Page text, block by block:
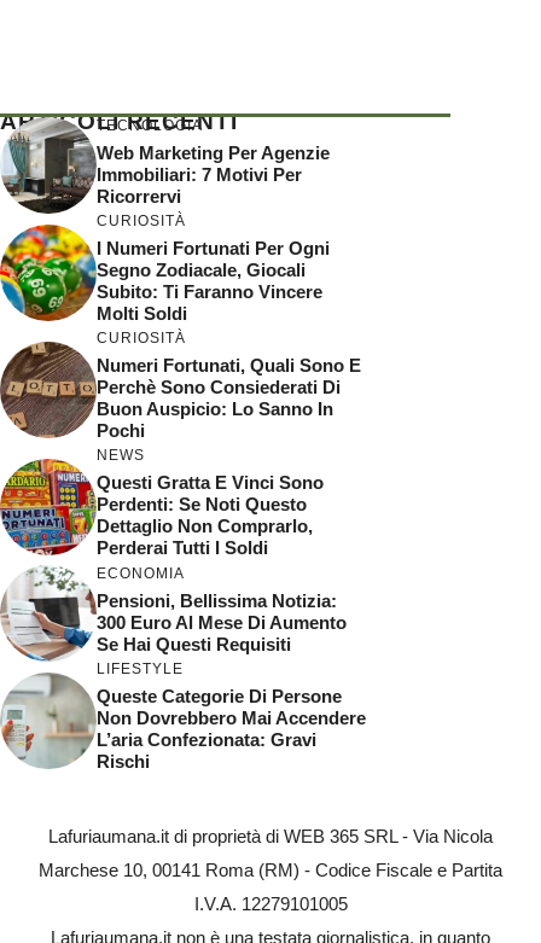
ARTICOLI RECENTI
TECNOLOGIA
Web Marketing Per Agenzie
Immobiliari: 7 Motivi Per
Ricorrervi
CURIOSITÀ
I Numeri Fortunati Per Ogni
Segno Zodiacale, Giocali
Subito: Ti Faranno Vincere
Molti Soldi
CURIOSITÀ
Numeri Fortunati, Quali Sono E
Perchè Sono Consiederati Di
Buon Auspicio: Lo Sanno In
Pochi
NEWS
Questi Gratta E Vinci Sono
Perdenti: Se Noti Questo
Dettaglio Non Comprarlo,
Perderai Tutti I Soldi
ECONOMIA
Pensioni, Bellissima Notizia:
300 Euro Al Mese Di Aumento
Se Hai Questi Requisiti
LIFESTYLE
Queste Categorie Di Persone
Non Dovrebbero Mai Accendere
L’aria Confezionata: Gravi
Rischi
Lafuriaumana.it di proprietà di WEB 365 SRL - Via Nicola
Marchese 10, 00141 Roma (RM) - Codice Fiscale e Partita
I.V.A. 12279101005
Lafuriaumana.it non è una testata giornalistica, in quanto